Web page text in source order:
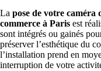
La pose de votre
commerce à Paris est
sont intégrés ou gainés
préserver l’esthétique du
l’installation prend en
interruption de votre